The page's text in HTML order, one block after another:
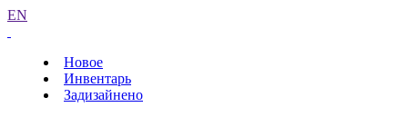
EN
Новое
Инвентарь
Задизайнено